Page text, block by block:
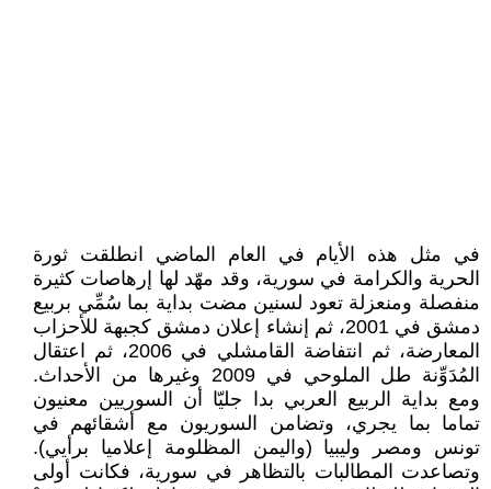
في مثل هذه الأيام في العام الماضي انطلقت ثورة
الحرية والكرامة في سورية، وقد مهّد لها إرهاصات كثيرة
منفصلة ومنعزلة تعود لسنين مضت بداية بما سُمِّي بربيع
دمشق في 2001، ثم إنشاء إعلان دمشق كجبهة للأحزاب
المعارضة، ثم انتفاضة القامشلي في 2006، ثم اعتقال
المُدَوِّنة طل الملوحي في 2009 وغيرها من الأحداث.
ومع بداية الربيع العربي بدا جليّا أن السوريين معنيون
تماما بما يجري، وتضامن السوريون مع أشقائهم في
تونس ومصر وليبيا (واليمن المظلومة إعلاميا برأيي).
وتصاعدت المطالبات بالتظاهر في سورية، فكانت أولى